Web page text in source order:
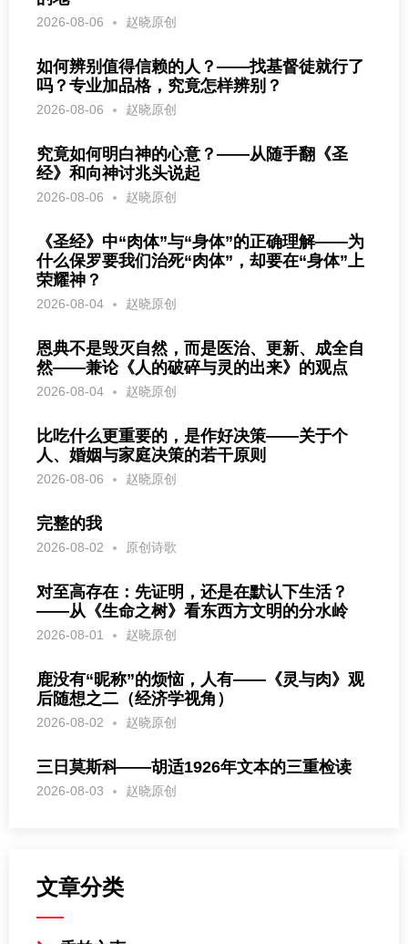
2026-08-06 赵晓原创
如何辨别值得信赖的人？——找基督徒就行了
吗？专业加品格，究竟怎样辨别？
2026-08-06 赵晓原创
究竟如何明白神的心意？——从随手翻《圣
经》和向神讨兆头说起
2026-08-06 赵晓原创
《圣经》中“肉体”与“身体”的正确理解——为
什么保罗要我们治死“肉体”，却要在“身体”上
荣耀神？
2026-08-04 赵晓原创
恩典不是毁灭自然，而是医治、更新、成全自
然——兼论《人的破碎与灵的出来》的观点
2026-08-04 赵晓原创
比吃什么更重要的，是作好决策——关于个
人、婚姻与家庭决策的若干原则
2026-08-06 赵晓原创
完整的我
2026-08-02 原创诗歌
对至高存在：先证明，还是在默认下生活？
——从《生命之树》看东西方文明的分水岭
2026-08-01 赵晓原创
鹿没有“昵称”的烦恼，人有——《灵与肉》观
后随想之二（经济学视角）
2026-08-02 赵晓原创
三日莫斯科——胡适1926年文本的三重检读
2026-08-03 赵晓原创
文章分类